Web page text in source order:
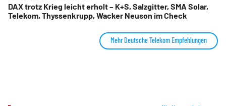
DAX trotz Krieg leicht erholt – K+S, Salzgitter, SMA Solar,
Telekom, Thyssenkrupp, Wacker Neuson im Check
Mehr Deutsche Telekom Empfehlungen